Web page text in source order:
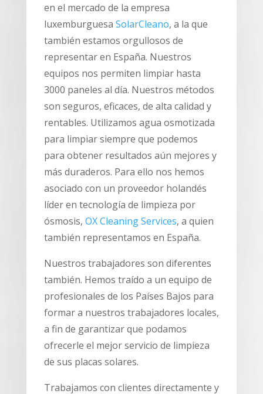
en el mercado de la empresa
luxemburguesa SolarCleano, a la que
también estamos orgullosos de
representar en España. Nuestros
equipos nos permiten limpiar hasta
3000 paneles al día. Nuestros métodos
son seguros, eficaces, de alta calidad y
rentables. Utilizamos agua osmotizada
para limpiar siempre que podemos
para obtener resultados aún mejores y
más duraderos. Para ello nos hemos
asociado con un proveedor holandés
líder en tecnología de limpieza por
ósmosis, OX Cleaning Services, a quien
también representamos en España.
Nuestros trabajadores son diferentes
también. Hemos traído a un equipo de
profesionales de los Países Bajos para
formar a nuestros trabajadores locales,
a fin de garantizar que podamos
ofrecerle el mejor servicio de limpieza
de sus placas solares.
Trabajamos con clientes directamente y